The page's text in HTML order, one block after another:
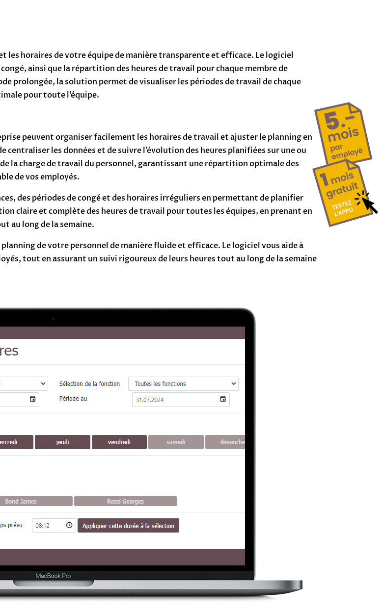
les horaires de votre équipe de manière transparente et efficace. Le logiciel
ainsi que la répartition des heures de travail pour chaque membre de
prolongée, la solution permet de visualiser les périodes de travail de chaque
pour toute l’équipe.
peuvent organiser facilement les horaires de travail et ajuster le planning en
les données et de suivre l’évolution des heures planifiées sur une ou
de la charge de travail du personnel, garantissant une répartition optimale des
de vos employés.
des périodes de congé et des horaires irréguliers en permettant de planifier
claire et complète des heures de travail pour toutes les équipes, en prenant en
au long de la semaine.
de votre personnel de manière fluide et efficace. Le logiciel vous aide à
tout en assurant un suivi rigoureux de leurs heures tout au long de la semaine